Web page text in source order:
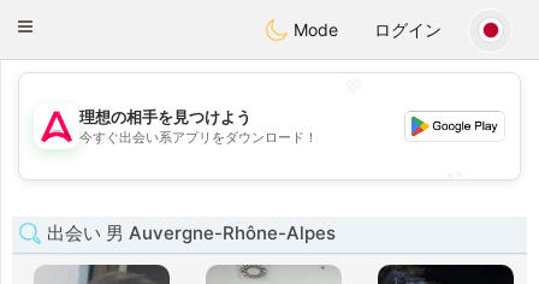
Tantôt
Toggle
Mode ログイン
💖
💕
理想の相手を見つけよう
今すぐ出会い系アプリをダウンロード！
出会い 男 Auvergne-Rhône-Alpes